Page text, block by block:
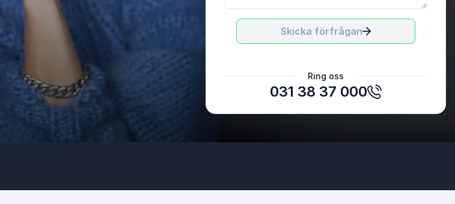
Skicka förfrågan
Ring oss
031 38 37 000